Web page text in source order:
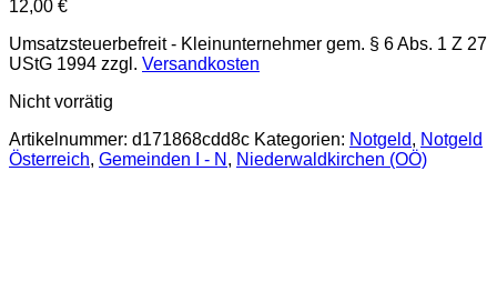
12,00 €
Umsatzsteuerbefreit - Kleinunternehmer gem. § 6 Abs. 1 Z 27
UStG 1994 zzgl. Versandkosten
Nicht vorrätig
Artikelnummer: d171868cdd8c Kategorien: Notgeld, Notgeld
Österreich, Gemeinden I - N , Niederwaldkirchen (OÖ)